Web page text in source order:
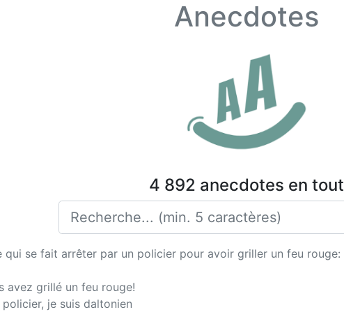
Anecdotes
4 892 anecdotes en tout
qui se fait arrêter par un policier pour avoir griller un feu rouge:
avez grillé un feu rouge!
je suis daltonien